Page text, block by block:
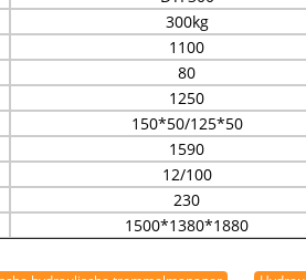
300kg
1100
80
1250
150*50/125*50
1590
12/100
230
1500*1380*1880